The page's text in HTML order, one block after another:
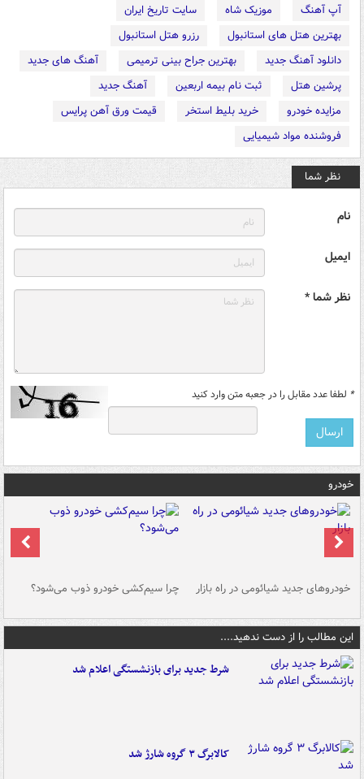
آپ آهنگ موزیک شاه
سایت تاریخ ایران
بهترین هتل های استانبول
رزرو هتل استانبول
دانلود آهنگ جدید
بهترین جراح بینی ترمیمی
آهنگ های جدید
پرشین هتل
ثبت نام بیمه اربعین
آهنگ جدید
مزایده خودرو
خرید بلیط استخر
قیمت ورق آهن پرایس
فروشنده مواد شیمیایی
نظر شما
نام
ایمیل
نظر شما *
* لطفا عدد مقابل را در جعبه متن وارد کنید
خودرو
خودروهای جدید شیائومی در راه بازار چرا سیم‌کشی خودرو ذوب می‌شود؟
این مطالب را از دست ندهید....
شرط جدید برای بازنشستگی اعلام شد
کالابرگ ۳ گروه شارژ شد